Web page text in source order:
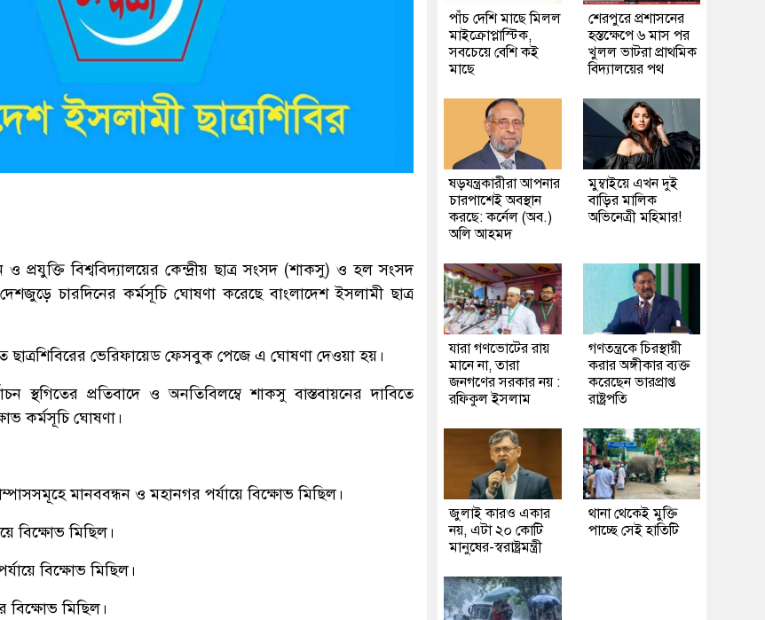
ও প্রযুক্তি বিশ্ববিদ্যালয়ের কেন্দ্রীয় ছাত্র সংসদ (শাকসু) ও হল সংসদ
দেশজুড়ে চারদিনের কর্মসূচি ঘোষণা করেছে বাংলাদেশ ইসলামী ছাত্র
ছাত্রশিবিরের ভেরিফায়েড ফেসবুক পেজে এ ঘোষণা দেওয়া হয়।
স্থগিতের প্রতিবাদে ও অনতিবিলম্বে শাকসু বাস্তবায়নের দাবিতে
কর্মসূচি ঘোষণা।
মানববন্ধন ও মহানগর পর্যায়ে বিক্ষোভ মিছিল।
বিক্ষোভ মিছিল।
বিক্ষোভ মিছিল।
বিক্ষোভ মিছিল।
পাঁচ দেশি মাছে মিলল
মাইক্রোপ্লাস্টিক,
সবচেয়ে বেশি কই
মাছে
শেরপুরে প্রশাসনের
হস্তক্ষেপে ৬ মাস পর
খুলল ভাটরা প্রাথমিক
বিদ্যালয়ের পথ
ষড়যন্ত্রকারীরা আপনার
চারপাশেই অবস্থান
করছে: কর্নেল (অব.)
অলি আহমদ
মুম্বাইয়ে এখন দুই
বাড়ির মালিক
অভিনেত্রী মহিমার!
যারা গণভোটের রায়
মানে না, তারা
জনগণের সরকার নয় :
রফিকুল ইসলাম
গণতন্ত্রকে চিরস্থায়ী
করার অঙ্গীকার ব্যক্ত
করেছেন ভারপ্রাপ্ত
রাষ্ট্রপতি
জুলাই কারও একার
নয়, এটা ২০ কোটি
মানুষের-স্বরাষ্ট্রমন্ত্রী
থানা থেকেই মুক্তি
পাচ্ছে সেই হাতিটি